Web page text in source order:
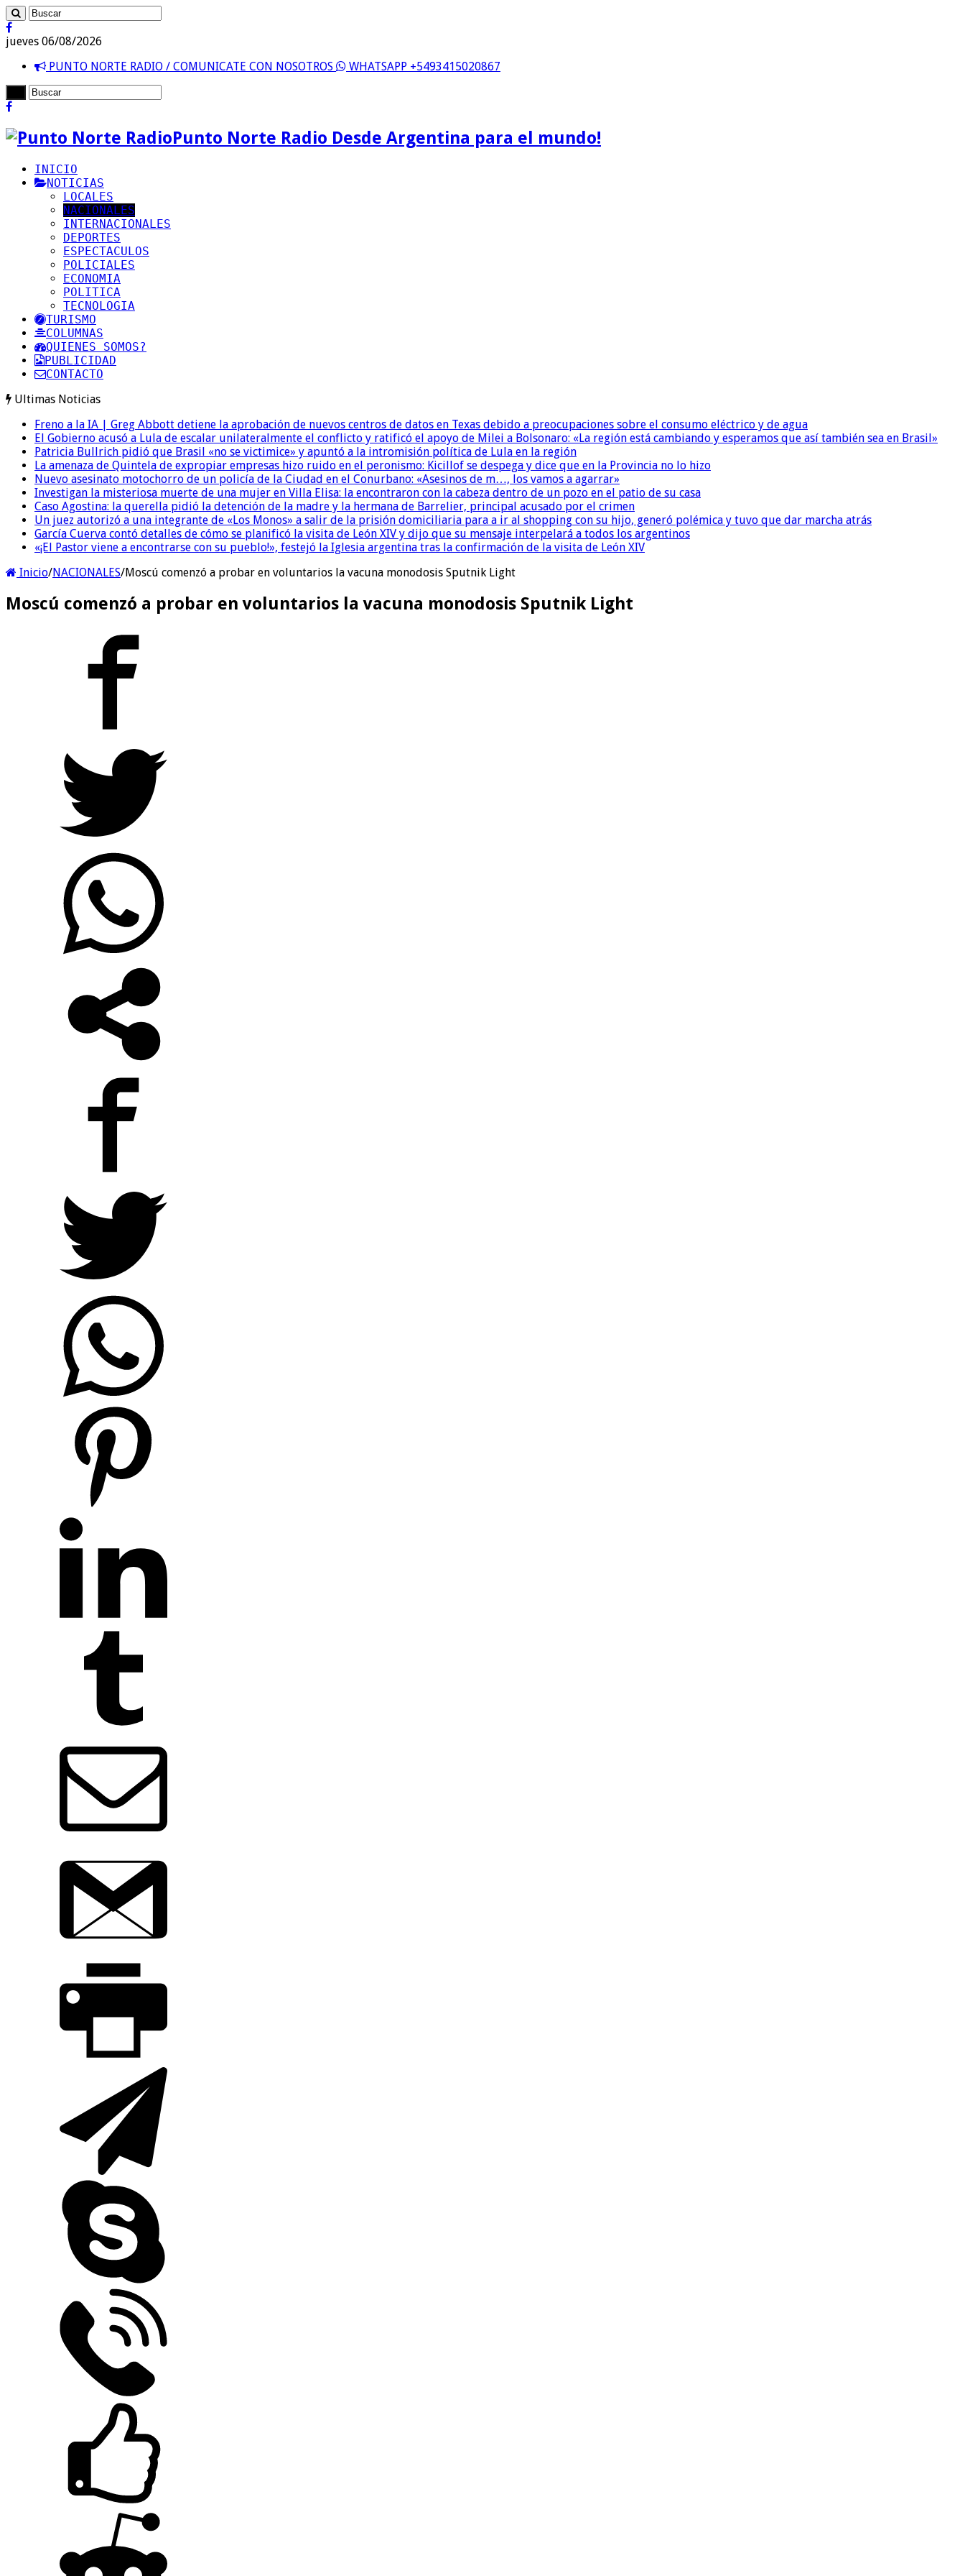
jueves 06/08/2026
PUNTO NORTE RADIO / COMUNICATE CON NOSOTROS
WHATSAPP +5493415020867
Punto Norte Radio Desde Argentina para el mundo!
INICIO
NOTICIAS
LOCALES
NACIONALES
INTERNACIONALES
DEPORTES
ESPECTACULOS
POLICIALES
ECONOMIA
POLITICA
TECNOLOGIA
TURISMO
COLUMNAS
QUIENES SOMOS?
PUBLICIDAD
CONTACTO
Ultimas Noticias
Freno a la IA | Greg Abbott detiene la aprobación de nuevos centros de datos en Texas debido a preocupaciones sobre el consumo eléctrico y de agua
El Gobierno acusó a Lula de escalar unilateralmente el conflicto y ratificó el apoyo de Milei a Bolsonaro: «La región está cambiando y esperamos que así también sea en Brasil»
Patricia Bullrich pidió que Brasil «no se victimice» y apuntó a la intromisión política de Lula en la región
La amenaza de Quintela de expropiar empresas hizo ruido en el peronismo: Kicillof se despega y dice que en la Provincia no lo hizo
Nuevo asesinato motochorro de un policía de la Ciudad en el Conurbano: «Asesinos de m…, los vamos a agarrar»
Investigan la misteriosa muerte de una mujer en Villa Elisa: la encontraron con la cabeza dentro de un pozo en el patio de su casa
Caso Agostina: la querella pidió la detención de la madre y la hermana de Barrelier, principal acusado por el crimen
Un juez autorizó a una integrante de «Los Monos» a salir de la prisión domiciliaria para a ir al shopping con su hijo, generó polémica y tuvo que dar marcha atrás
García Cuerva contó detalles de cómo se planificó la visita de León XIV y dijo que su mensaje interpelará a todos los argentinos
«¡El Pastor viene a encontrarse con su pueblo!», festejó la Iglesia argentina tras la confirmación de la visita de León XIV
Inicio/NACIONALES/Moscú comenzó a probar en voluntarios la vacuna monodosis Sputnik Light
Moscú comenzó a probar en voluntarios la vacuna monodosis Sputnik Light